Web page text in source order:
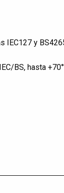
IEC127 y
BS, hasta